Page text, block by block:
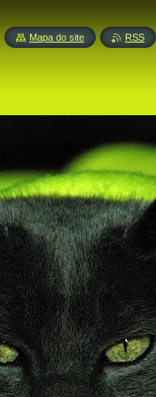
Mapa do site RSS